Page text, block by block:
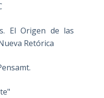
El Origen de las
Retórica